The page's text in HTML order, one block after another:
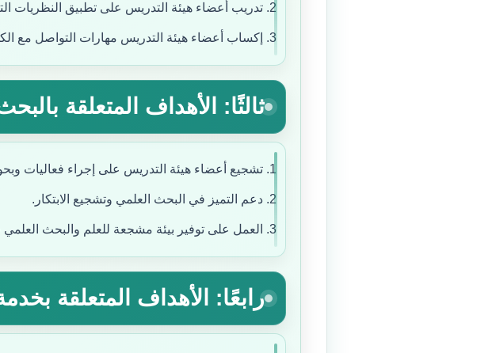
تدريب أعضاء هيئة التدريس على تطبيق النظريات
إكساب أعضاء هيئة التدريس مهارات التواصل مع
ثالثًا: الأهداف المتعلقة
تشجيع أعضاء هيئة التدريس على إجراء فعاليات
دعم التميز في البحث العلمي وتشجيع الابتكار.
العمل على توفير بيئة مشجعة للعلم والبحث العلمي
رابعًا: الأهداف المتعلقة